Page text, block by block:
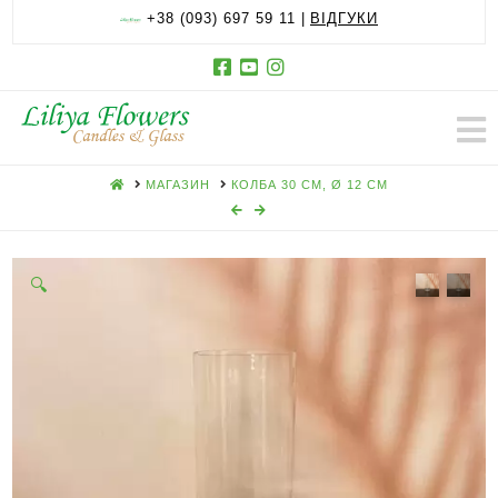
+38 (093) 697 59 11 | ВІДГУКИ
HOMEМАГАЗИН КОЛБА 30 СМ, Ø 12 СМ
🔍